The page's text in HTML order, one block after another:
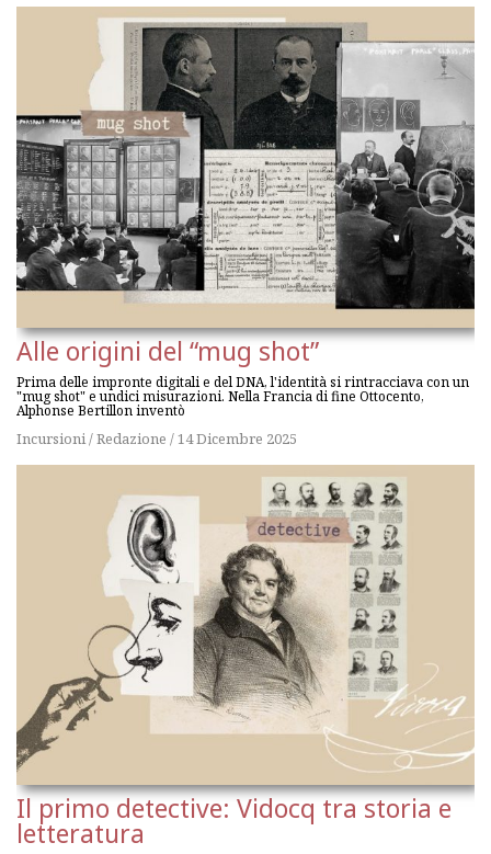
Alle origini del “mug shot”
Prima delle impronte digitali e del DNA, l'identità si rintracciava con un
"mug shot" e undici misurazioni. Nella Francia di fine Ottocento,
Alphonse Bertillon inventò
Incursioni/Redazione /14 Dicembre 2025
Il primo detective: Vidocq tra storia e
letteratura